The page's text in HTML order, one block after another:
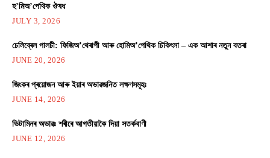
হ’মিঅ’পেথিক ঔষধ
JULY 3, 2026
চেলিব্ৰেল পালচী: ফিজিঅ’থেৰাপী আৰু হোমিঅ’পেথিক চিকিৎসা – এক আশাৰ নতুন বতৰা
JUNE 20, 2026
জিংকৰ প্ৰয়োজন আৰু ইয়াৰ অভাৱজনিত লক্ষণসমূহঃ
JUNE 14, 2026
ভিটামিনৰ অভাৱঃ শৰীৰে আগতীয়াকৈ দিয়া সতৰ্কবাণী
JUNE 12, 2026